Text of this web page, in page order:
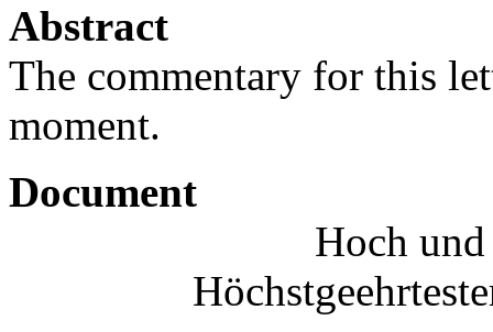
Abstract
The commentary for this
moment.
Document
Hoch